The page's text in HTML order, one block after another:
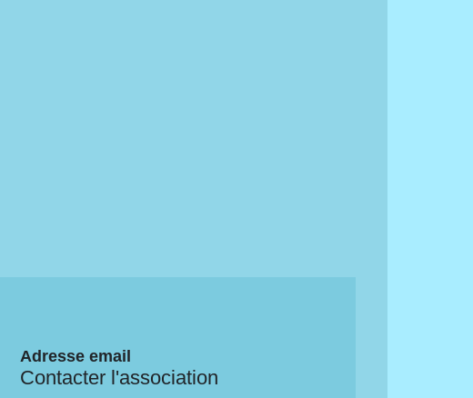
Adresse email
Contacter l'association